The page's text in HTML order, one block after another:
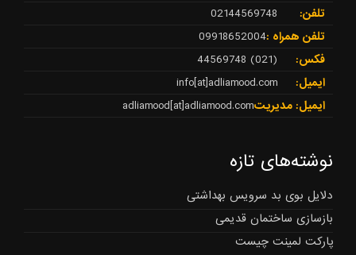
تلفن:
02144569748
تلفن همراه :09918652004
فکس:
(021) 44569748
ایمیل:
info[at]adliamood.com
ایمیل: مدیریتadliamood[at]adliamood.com
نوشته‌های تازه
دلایل بوی بد سرویس بهداشتی
بازسازی ساختمان قدیمی
پارکت لمینت چیست